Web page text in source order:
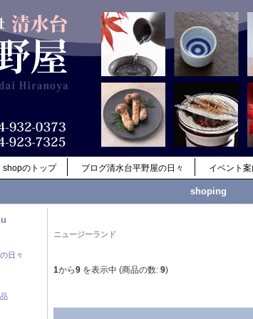
shopのトップ ブログ清水台平野屋の日々 イベント案
shoping
日々
ニュージーランド
1から9 を表示中 (商品の数: 9)